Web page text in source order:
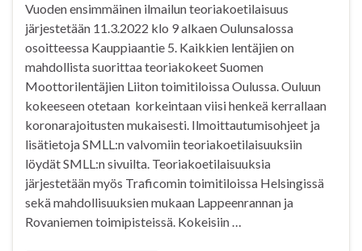
Vuoden ensimmäinen ilmailun teoriakoetilaisuus
järjestetään 11.3.2022 klo 9 alkaen Oulunsalossa
osoitteessa Kauppiaantie 5. Kaikkien lentäjien on
mahdollista suorittaa teoriakokeet Suomen
Moottorilentäjien Liiton toimitiloissa Oulussa. Ouluun
kokeeseen otetaan korkeintaan viisi henkeä kerrallaan
koronarajoitusten mukaisesti. Ilmoittautumisohjeet ja
lisätietoja SMLL:n valvomiin teoriakoetilaisuuksiin
löydät SMLL:n sivuilta. Teoriakoetilaisuuksia
järjestetään myös Traficomin toimitiloissa Helsingissä
sekä mahdollisuuksien mukaan Lappeenrannan ja
Rovaniemen toimipisteissä. Kokeisiin …